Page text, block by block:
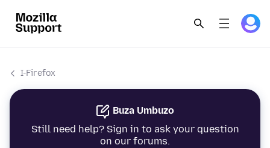
I-Firefox
Buza Umbuzo
Still need help? Sign in to ask your question
on our forums.